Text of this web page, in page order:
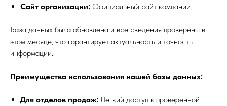
Сайт организации: Официальный сайт компании.
База данных была обновлена и все сведения проверены в
этом месяце, что гарантирует актуальность и точность
информации.
Преимущества использования нашей базы данных:
Для отделов продаж: Легкий доступ к проверенной